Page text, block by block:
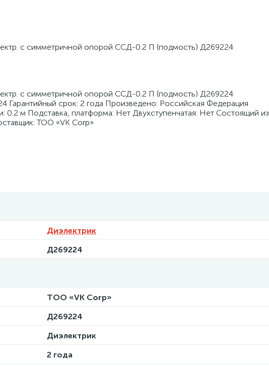
с симметричной опорой ССД-0.2 П (подмость) Д269224
с симметричной опорой ССД-0.2 П (подмость) Д269224
Гарантийный срок: 2 года Произведено: Российская Федерация
0.2 м Подставка, платформа: Нет Двухступенчатая: Нет Состоящий из
ТОО «VK Corp»
Диэлектрик
Д269224
ТОО «VK Corp»
Д269224
Диэлектрик
2 года